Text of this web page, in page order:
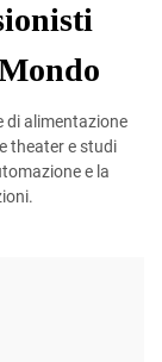
di alimentazione
theater e studi
e la